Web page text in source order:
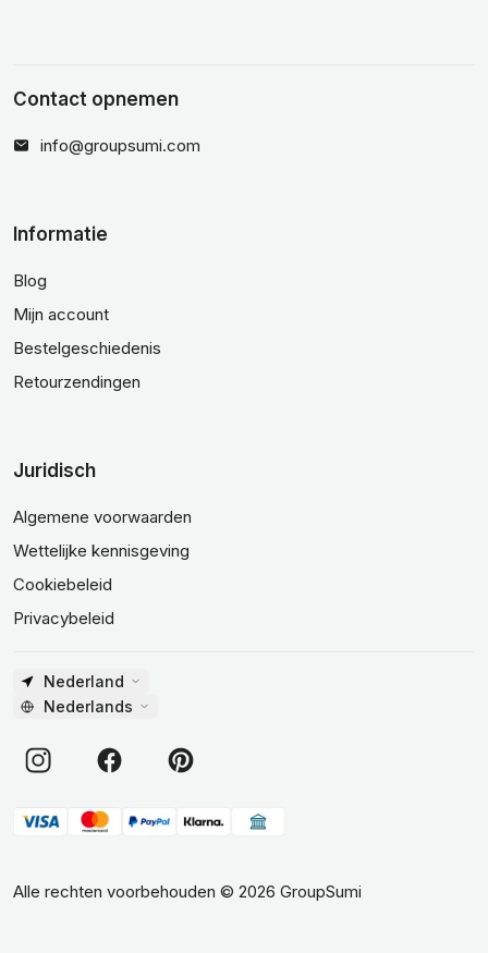
Contact opnemen
info@groupsumi.com
Informatie
Blog
Mijn account
Bestelgeschiedenis
Retourzendingen
Juridisch
Algemene voorwaarden
Wettelijke kennisgeving
Cookiebeleid
Privacybeleid
Nederland
Nederlands
Alle rechten voorbehouden © 2026 GroupSumi